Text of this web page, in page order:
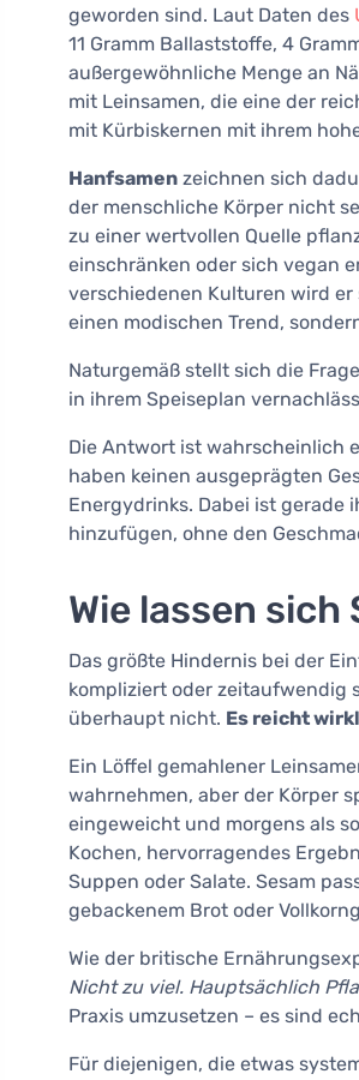
geworden sind. Laut Daten des
11 Gramm Ballaststoffe, 4
außergewöhnliche Menge an
mit Leinsamen, die eine der
mit Kürbiskernen mit ihrem
Hanfsamen zeichnen sich
der menschliche Körper nicht
zu einer wertvollen Quelle
einschränken oder sich vegan
verschiedenen Kulturen wird
einen modischen Trend,
Naturgemäß stellt sich die
in ihrem Speiseplan
Die Antwort ist wahrscheinlich
haben keinen ausgeprägten
Energydrinks. Dabei ist gerade
hinzufügen, ohne den
Wie lassen
Das größte Hindernis bei der
kompliziert oder zeitaufwendig
überhaupt nicht. Es reicht
Ein Löffel gemahlener
wahrnehmen, aber der Körper
eingeweicht und morgens als
Kochen, hervorragendes
Suppen oder Salate. Sesam
gebackenem Brot oder
Wie der britische
Nicht zu viel. Hauptsächlich
Praxis umzusetzen – es sind
Für diejenigen, die etwas